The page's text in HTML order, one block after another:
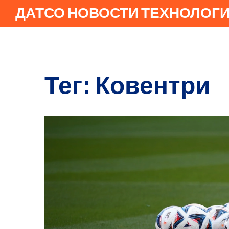
ДАТСО НОВОСТИ
Тег: Ковентри